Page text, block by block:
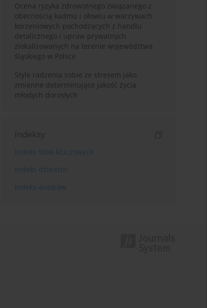
Ocena ryzyka zdrowotnego związanego z
obecnością kadmu i ołowiu w warzywach
korzeniowych pochodzących z handlu
detalicznego i upraw prywatnych
zlokalizowanych na terenie województwa
śląskiego w Polsce
Style radzenia sobie ze stresem jako
zmienne determinujące jakość życia
młodych dorosłych
Indeksy
Indeks słów kluczowych
Indeks dziedzin
Indeks autorów